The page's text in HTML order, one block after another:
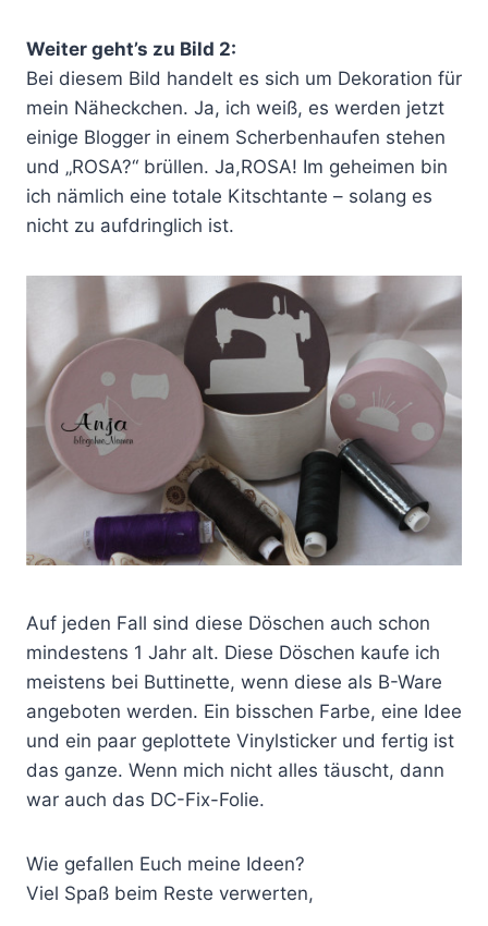
Weiter geht’s zu Bild 2:
Bei diesem Bild handelt es sich um Dekoration für
mein Näheckchen. Ja, ich weiß, es werden jetzt
einige Blogger in einem Scherbenhaufen stehen
und „ROSA?“ brüllen. Ja,ROSA! Im geheimen bin
ich nämlich eine totale Kitschtante – solang es
nicht zu aufdringlich ist.
Auf jeden Fall sind diese Döschen auch schon
mindestens 1 Jahr alt. Diese Döschen kaufe ich
meistens bei Buttinette, wenn diese als B-Ware
angeboten werden. Ein bisschen Farbe, eine Idee
und ein paar geplottete Vinylsticker und fertig ist
das ganze. Wenn mich nicht alles täuscht, dann
war auch das DC-Fix-Folie.
Wie gefallen Euch meine Ideen?
Viel Spaß beim Reste verwerten,